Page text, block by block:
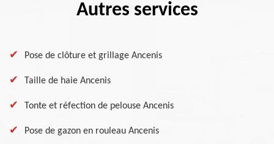
Autres services
Pose de clôture et grillage Ancenis
Taille de haie Ancenis
Tonte et réfection de pelouse Ancenis
Pose de gazon en rouleau Ancenis